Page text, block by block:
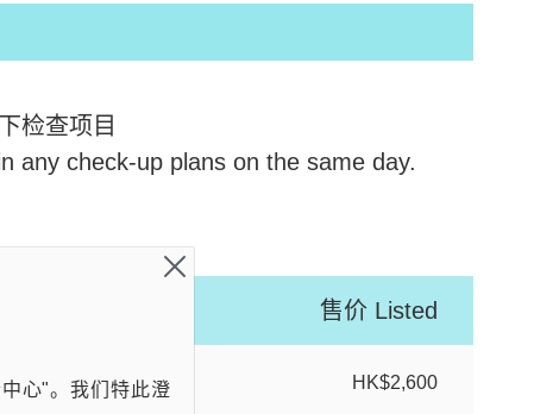
检查项目
any check-up plans on the same day.
售价 Listed
HK$2,600
心"。我们特此澄